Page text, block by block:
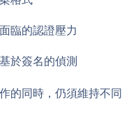
臨的認證壓力
於簽名的偵測
的同時，仍須維持不同